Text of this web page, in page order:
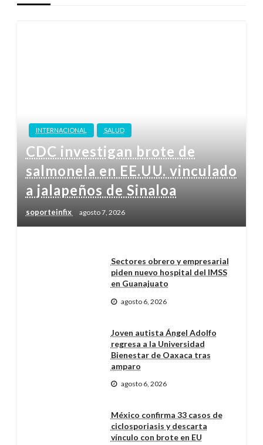
INTERNACIONAL SALUD
CDC investigan brote de
salmonela en EE.UU. vinculado
a jalapeños de Sinaloa
soporteinfix agosto 7, 2026
Sectores obrero y empresarial
piden nuevo hospital del IMSS
en Guanajuato
agosto 6, 2026
Joven autista Ángel Adolfo
regresa a la Universidad
Bienestar de Oaxaca tras
amparo
agosto 6, 2026
México confirma 33 casos de
ciclosporiasis y descarta
vínculo con brote en EU